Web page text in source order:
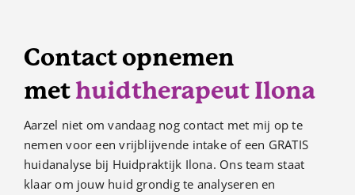
Contact opnemen
methuidtherapeut Ilona
Aarzel niet om vandaag nog contact met mij op te
nemen voor een vrijblijvende intake of een GRATIS
huidanalyse bij Huidpraktijk Ilona. Ons team staat
klaar om jouw huid grondig te analyseren en